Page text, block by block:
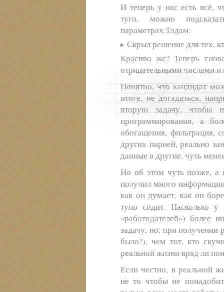
И теперь у нас есть всё,
туго, можно
параметрах.Тадам:
Скрыл решение для тех,
Красиво же? Теперь
отрицательными числами и
Понятно, что кандидат
итоге, не догадаться,
вторую задачу, чтобы
программирования, а
обогащения, фильтрация,
других парней, реально
данные в другие, чуть
Но об этом чуть позже, а
получил много
как он думает, как он
тупо сидит. Насколько
«работодателей») более
задачу, но, при получении
было?), чем тот, кто
реальной жизни вряд ли
Если честно, в реальной
не то чтобы не